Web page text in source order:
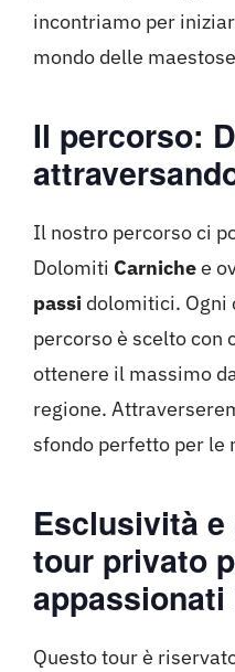
incontriamo per
mondo delle
Il percorso:
Il nostro percorso ci
Dolomiti Carnichee
passi dolomitici. Ogni
percorso è scelto con
ottenere il massimo
regione.
sfondo perfetto per le
Esclusività
tour privato
appassionati
Questo tour è